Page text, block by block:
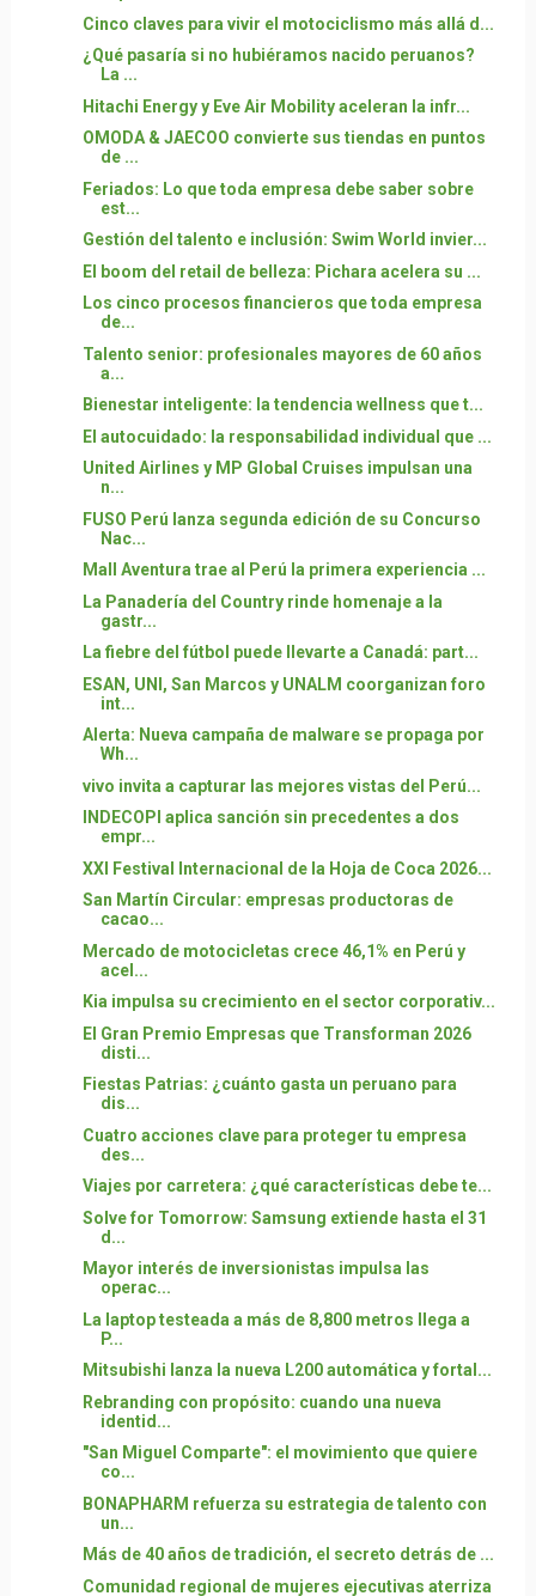
Cinco claves para vivir el motociclismo más allá d...
¿Qué pasaría si no hubiéramos nacido peruanos?
La ...
Hitachi Energy y Eve Air Mobility aceleran la infr...
OMODA & JAECOO convierte sus tiendas en puntos
de ...
Feriados: Lo que toda empresa debe saber sobre
est...
Gestión del talento e inclusión: Swim World invier...
El boom del retail de belleza: Pichara acelera su ...
Los cinco procesos financieros que toda empresa
de...
Talento senior: profesionales mayores de 60 años
a...
Bienestar inteligente: la tendencia wellness que t...
El autocuidado: la responsabilidad individual que ...
United Airlines y MP Global Cruises impulsan una
n...
FUSO Perú lanza segunda edición de su Concurso
Nac...
Mall Aventura trae al Perú la primera experiencia ...
La Panadería del Country rinde homenaje a la
gastr...
La fiebre del fútbol puede llevarte a Canadá: part...
ESAN, UNI, San Marcos y UNALM coorganizan foro
int...
Alerta: Nueva campaña de malware se propaga por
Wh...
vivo invita a capturar las mejores vistas del Perú...
INDECOPI aplica sanción sin precedentes a dos
empr...
XXI Festival Internacional de la Hoja de Coca 2026...
San Martín Circular: empresas productoras de
cacao...
Mercado de motocicletas crece 46,1% en Perú y
acel...
Kia impulsa su crecimiento en el sector corporativ...
El Gran Premio Empresas que Transforman 2026
disti...
Fiestas Patrias: ¿cuánto gasta un peruano para
dis...
Cuatro acciones clave para proteger tu empresa
des...
Viajes por carretera: ¿qué características debe te...
Solve for Tomorrow: Samsung extiende hasta el 31
d...
Mayor interés de inversionistas impulsa las
operac...
La laptop testeada a más de 8,800 metros llega a
P...
Mitsubishi lanza la nueva L200 automática y fortal...
Rebranding con propósito: cuando una nueva
identid...
"San Miguel Comparte": el movimiento que quiere
co...
BONAPHARM refuerza su estrategia de talento con
un...
Más de 40 años de tradición, el secreto detrás de ...
Comunidad regional de mujeres ejecutivas aterriza